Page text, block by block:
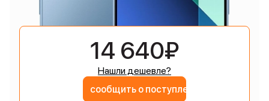
14 640₽
Нашли дешевле?
сообщить о поступлении